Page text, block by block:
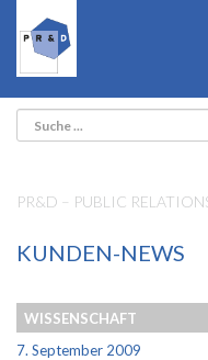
PR&D – PUBLIC
KUNDEN-NEWS
WISSENSCHAFT
7. September 2009